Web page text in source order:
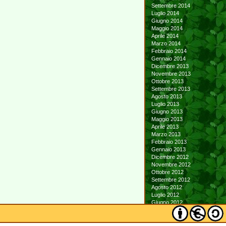
Settembre 2014
Luglio 2014
Giugno 2014
Maggio 2014
Aprile 2014
Marzo 2014
Febbraio 2014
Gennaio 2014
Dicembre 2013
Novembre 2013
Ottobre 2013
Settembre 2013
Agosto 2013
Luglio 2013
Giugno 2013
Maggio 2013
Aprile 2013
Marzo 2013
Febbraio 2013
Gennaio 2013
Dicembre 2012
Novembre 2012
Ottobre 2012
Settembre 2012
Agosto 2012
Luglio 2012
Giugno 2012
Maggio 2012
Aprile 2012